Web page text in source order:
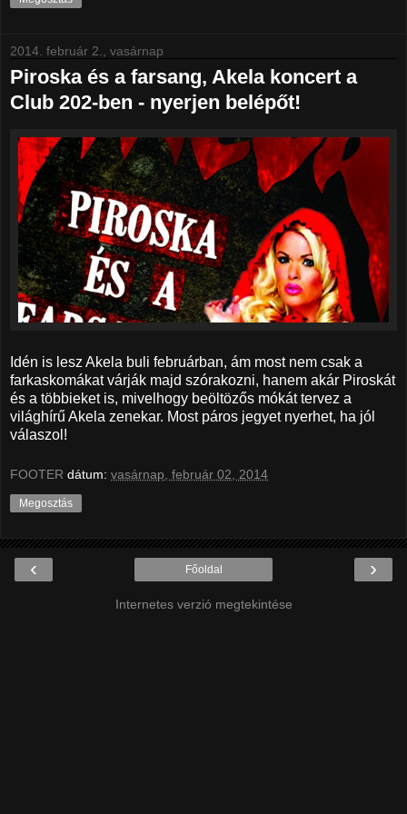
2014. február 2., vasárnap
Piroska és a farsang, Akela koncert a
Club 202-ben - nyerjen belépőt!
Idén is lesz Akela buli februárban, ám most nem csak a
farkaskomákat várják majd szórakozni, hanem akár Piroskát
és a többieket is, mivelhogy beöltözős mókát tervez a
világhírű Akela zenekar. Most páros jegyet nyerhet, ha jól
válaszol!
FOOTER dátum: vasárnap, február 02, 2014
Megosztás
‹ ›
Főoldal
Internetes verzió megtekintése